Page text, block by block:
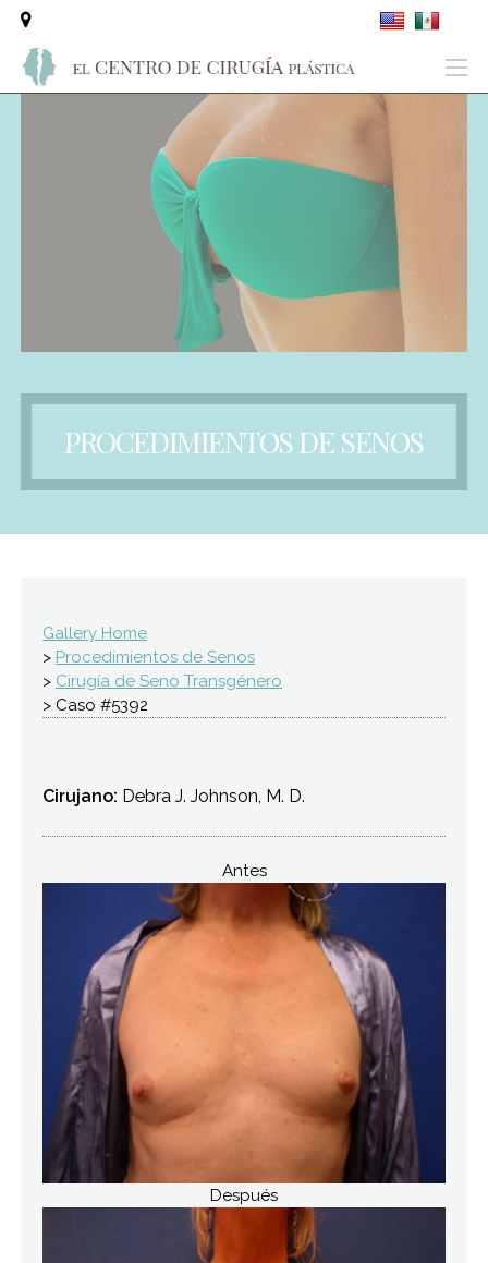
PROCEDIMIENTOS DE SENOS
Gallery Home
> Procedimientos de Senos
> Cirugía de Seno Transgénero
> Caso #5392
Cirujano: Debra J. Johnson, M. D.
Antes
Después